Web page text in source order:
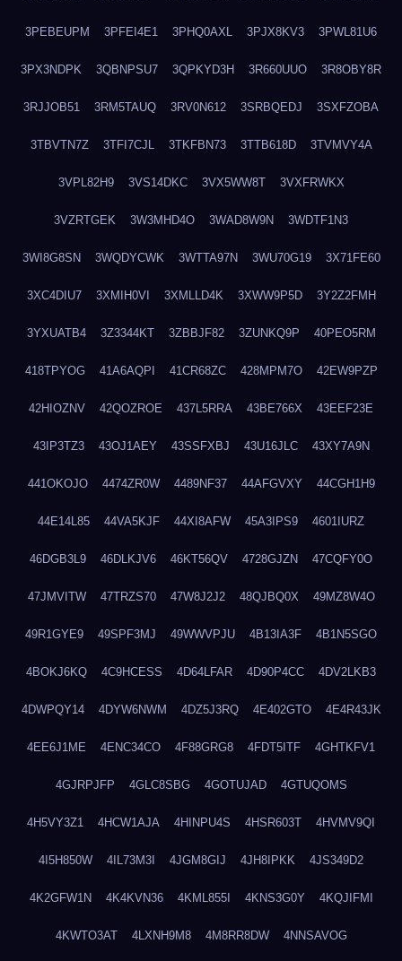
3PEBEUPM 3PFEI4E1 3PHQ0AXL 3PJX8KV3 3PWL81U6
3PX3NDPK 3QBNPSU7 3QPKYD3H 3R660UUO 3R8OBY8R
3RJJOB51 3RM5TAUQ 3RV0N612 3SRBQEDJ 3SXFZOBA
3TBVTN7Z 3TFI7CJL 3TKFBN73 3TTB618D 3TVMVY4A
3VPL82H9 3VS14DKC 3VX5WW8T 3VXFRWKX
3VZRTGEK 3W3MHD4O 3WAD8W9N 3WDTF1N3
3WI8G8SN 3WQDYCWK 3WTTA97N 3WU70G19 3X71FE60
3XC4DIU7 3XMIH0VI 3XMLLD4K 3XWW9P5D 3Y2Z2FMH
3YXUATB4 3Z3344KT 3ZBBJF82 3ZUNKQ9P 40PEO5RM
418TPYOG 41A6AQPI 41CR68ZC 428MPM7O 42EW9PZP
42HIOZNV 42QOZROE 437L5RRA 43BE766X 43EEF23E
43IP3TZ3 43OJ1AEY 43SSFXBJ 43U16JLC 43XY7A9N
441OKOJO 4474ZR0W 4489NF37 44AFGVXY 44CGH1H9
44E14L85 44VA5KJF 44XI8AFW 45A3IPS9 4601IURZ
46DGB3L9 46DLKJV6 46KT56QV 4728GJZN 47CQFY0O
47JMVITW 47TRZS70 47W8J2J2 48QJBQ0X 49MZ8W4O
49R1GYE9 49SPF3MJ 49WWVPJU 4B13IA3F 4B1N5SGO
4BOKJ6KQ 4C9HCESS 4D64LFAR 4D90P4CC 4DV2LKB3
4DWPQY14 4DYW6NWM 4DZ5J3RQ 4E402GTO 4E4R43JK
4EE6J1ME 4ENC34CO 4F88GRG8 4FDT5ITF 4GHTKFV1
4GJRPJFP 4GLC8SBG 4GOTUJAD 4GTUQOMS
4H5VY3Z1 4HCW1AJA 4HINPU4S 4HSR603T 4HVMV9QI
4I5H850W 4IL73M3I 4JGM8GIJ 4JH8IPKK 4JS349D2
4K2GFW1N 4K4KVN36 4KML855I 4KNS3G0Y 4KQJIFMI
4KWTO3AT 4LXNH9M8 4M8RR8DW 4NNSAVOG